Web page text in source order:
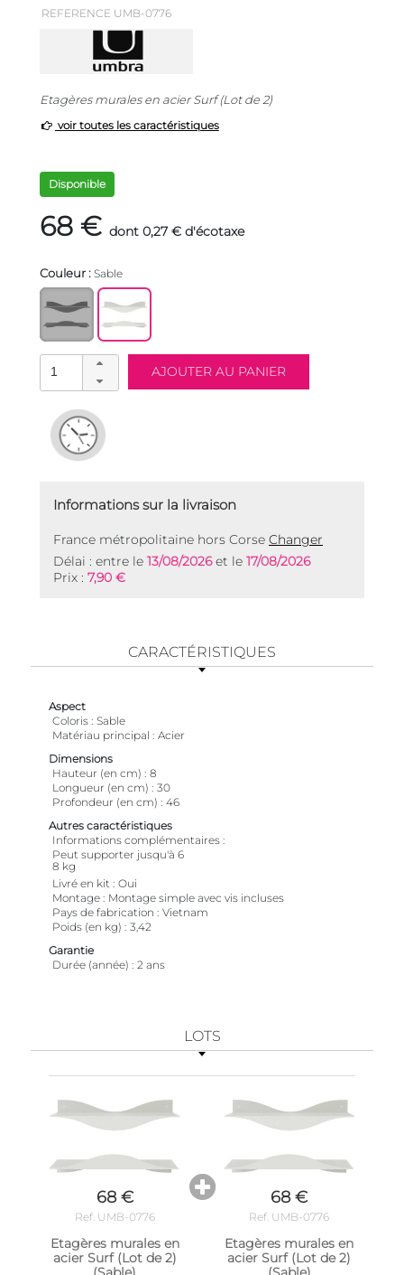
REFERENCE UMB-0776
Etagères murales en acier Surf (Lot de 2)
voir toutes les caractéristiques
Disponible
68 € dont 0,27 € d'écotaxe
Couleur : Sable
Informations sur la livraison
France métropolitaine hors Corse Changer
Délai : entre le 13/08/2026et le 17/08/2026
Prix : 7,90 €
CARACTÉRISTIQUES
Aspect
Coloris Sable
Matériau principal
Acier
Dimensions
Hauteur (en cm)
8
Longueur (en cm)
30
Profondeur (en cm)
46
Autres caractéristiques
Informations complémentaires
Peut supporter jusqu'à 6
8 kg
Livré en kit
Oui
Montage
Montage simple avec vis incluses
Pays de fabrication
Vietnam
Poids (en kg)
3,42
Garantie
Durée (année)
2 ans
LOTS
68 €
Ref. UMB-0776
Etagères murales en
acier Surf (Lot de 2)
68 €
Ref. UMB-0776
Etagères murales en
acier Surf (Lot de 2)